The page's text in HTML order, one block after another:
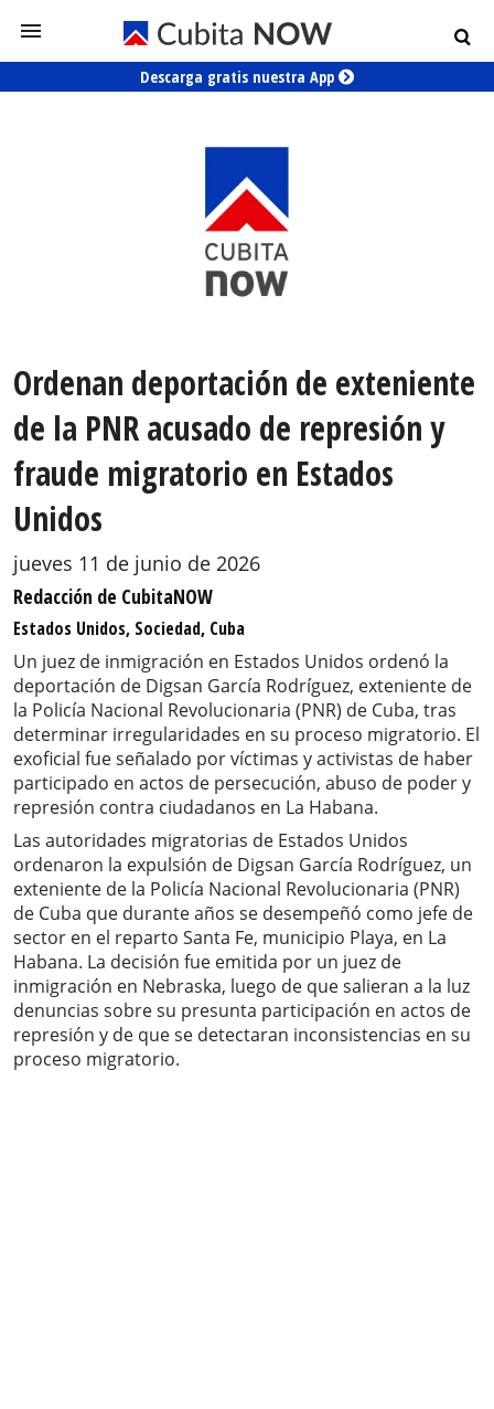
Descarga gratis nuestra App
Ordenan deportación de exteniente
de la PNR acusado de represión y
fraude migratorio en Estados
Unidos
jueves 11 de junio de 2026
Redacción de CubitaNOW
Estados Unidos, Sociedad, Cuba
Un juez de inmigración en Estados Unidos ordenó la
deportación de Digsan García Rodríguez, exteniente de
la Policía Nacional Revolucionaria (PNR) de Cuba, tras
determinar irregularidades en su proceso migratorio. El
exoficial fue señalado por víctimas y activistas de haber
participado en actos de persecución, abuso de poder y
represión contra ciudadanos en La Habana.
Las autoridades migratorias de Estados Unidos
ordenaron la expulsión de Digsan García Rodríguez, un
exteniente de la Policía Nacional Revolucionaria (PNR)
de Cuba que durante años se desempeñó como jefe de
sector en el reparto Santa Fe, municipio Playa, en La
Habana. La decisión fue emitida por un juez de
inmigración en Nebraska, luego de que salieran a la luz
denuncias sobre su presunta participación en actos de
represión y de que se detectaran inconsistencias en su
proceso migratorio.